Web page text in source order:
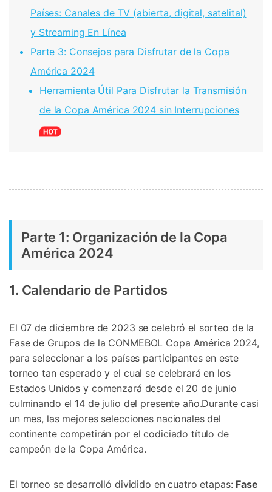
Países: Canales de TV (abierta, digital, satelital)
y Streaming En Línea
Parte 3: Consejos para Disfrutar de la Copa
América 2024
Herramienta Útil Para Disfrutar la Transmisión
de la Copa América 2024 sin Interrupciones
Parte 1: Organización de la Copa
América 2024
1. Calendario de Partidos
El 07 de diciembre de 2023 se celebró el sorteo de la
Fase de Grupos de la CONMEBOL Copa América 2024,
para seleccionar a los países participantes en este
torneo tan esperado y el cual se celebrará en los
Estados Unidos y comenzará desde el 20 de junio
culminando el 14 de julio del presente año.Durante casi
un mes, las mejores selecciones nacionales del
continente competirán por el codiciado título de
campeón de la Copa América.
El torneo se desarrolló dividido en cuatro etapas: Fase